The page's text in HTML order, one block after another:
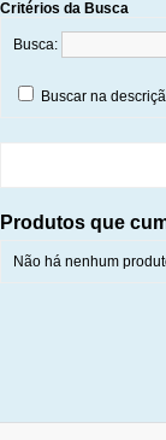
Critérios da Busca
Busca:
Buscar na
Produtos que
Não há nenhum